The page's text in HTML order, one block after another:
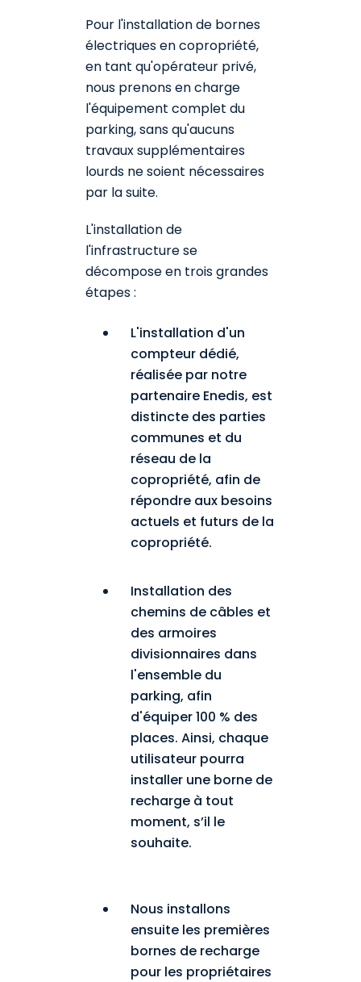
Pour l'installation de bornes
électriques en copropriété,
en tant qu'opérateur privé,
nous prenons en charge
l'équipement complet du
parking, sans qu'aucuns
travaux supplémentaires
lourds ne soient nécessaires
par la suite.
L'installation de
l'infrastructure se
décompose en trois grandes
étapes :
L'installation d'un
compteur dédié,
réalisée par notre
partenaire Enedis, est
distincte des parties
communes et du
réseau de la
copropriété, afin de
répondre aux besoins
actuels et futurs de la
copropriété.
Installation des
chemins de câbles et
des armoires
divisionnaires dans
l'ensemble du
parking, afin
d'équiper 100 % des
places. Ainsi, chaque
utilisateur pourra
installer une borne de
recharge à tout
moment, s’il le
souhaite.
Nous installons
ensuite les premières
bornes de recharge
pour les propriétaires